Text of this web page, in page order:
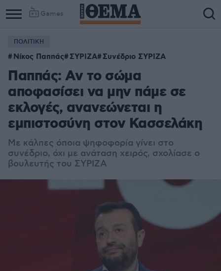
Games
ΠΟΛΙΤΙΚΗ
Νίκος Παππάς ΣΥΡΙΖΑ Συνέδριο ΣΥΡΙΖΑ
Παππάς: Αν το σώμα
αποφασίσει να μην πάμε σε
εκλογές, ανανεώνεται η
εμπιστοσύνη στον Κασσελάκη
Με κάλπες όποια ψηφοφορία γίνει στο
συνέδριο, όχι με ανάταση χειρός, σχολίασε ο
βουλευτής του ΣΥΡΙΖΑ